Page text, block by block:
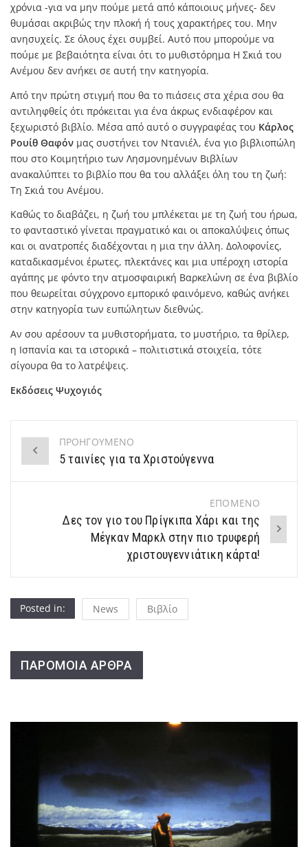
χρόνια -για να μην πούμε μετά από κάποιοιυς μήνες- δεν
θυμάσαι ακριβώς την πλοκή ή τους χαρακτήρες του. Μην
ανησυχείς. Σε όλους έχει συμβεί. Αυτό που μπορούμε να
πούμε με βεβαιότητα είναι ότι το μυθιστόρημα Η Σκιά του
Ανέμου δεν ανήκει σε αυτή την κατηγορία.
Από την πρώτη στιγμή που θα το πιάσεις στα χέρια σου θα
αντιληφθείς ότι πρόκειται για ένα άκρως ενδιαφέρον και
ξεχωριστό βιβλίο. Μέσα από αυτό ο συγγραφέας του Κάρλος
Ρουίθ Θαφόν μας συστήνει τον Ντανιέλ, ένα γιο βιβλιοπώλη
που στο Κοιμητήριο των Λησμονημένων Βιβλίων
ανακαλύπτει το βιβλίο που θα του αλλάξει όλη του τη ζωή:
Τη Σκιά του Ανέμου.
Καθώς το διαβάζει, η ζωή του μπλέκεται με τη ζωή του ήρωα,
το φανταστικό γίνεται πραγματικό και οι αποκαλύψεις όπως
και οι ανατροπές διαδέχονται η μια την άλλη. Δολοφονίες,
καταδικασμένοι έρωτες, πλεκτάνες και μια υπέροχη ιστορία
αγάπης με φόντο την ατμοσφαιρική Βαρκελώνη σε ένα βιβλίο
που θεωρείται σύγχρονο εμπορικό φαινόμενο, καθώς ανήκει
στην κατηγορία των ευπώλητων διεθνώς.
Αν σου αρέσουν τα μυθιστορήματα, το μυστήριο, τα θρίλερ,
η Ισπανία και τα ιστορικά – πολιτιστικά στοιχεία, τότε
σίγουρα θα το λατρέψεις.
Εκδόσεις Ψυχογιός
Post
ΠΡΟΗΓΟΥΜΕΝΟ
5 ταινίες για τα Χριστούγεννα
ΕΠΟΜΕΝΟ
Δες τον γιο του Πρίγκιπα Χάρι και της
Μέγκαν Μαρκλ στην πιο τρυφερή
χριστουγεννιάτικη κάρτα!
Posted in: News Βιβλίο
ΠΑΡΟΜΟΙΑ ΑΡΘΡΑ